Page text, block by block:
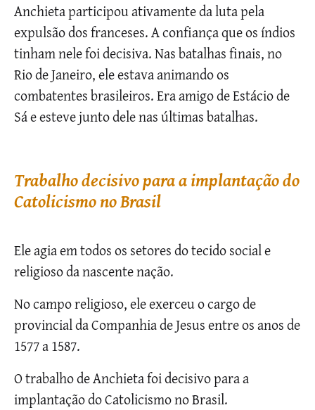
Anchieta participou ativamente da luta pela
expulsão dos franceses. A confiança que os índios
tinham nele foi decisiva. Nas batalhas finais, no
Rio de Janeiro, ele estava animando os
combatentes brasileiros. Era amigo de Estácio de
Sá e esteve junto dele nas últimas batalhas.
Trabalho decisivo para a implantação do
Catolicismo no Brasil
Ele agia em todos os setores do tecido social e
religioso da nascente nação.
No campo religioso, ele exerceu o cargo de
provincial da Companhia de Jesus entre os anos de
1577 a 1587.
O trabalho de Anchieta foi decisivo para a
implantação do Catolicismo no Brasil.